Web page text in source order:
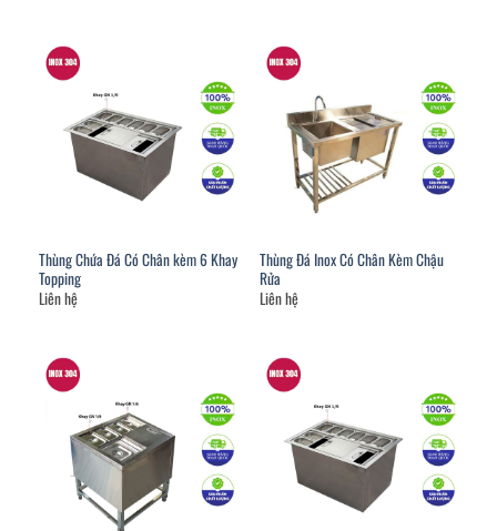
Thùng Chứa Đá Có Chân kèm 6 Khay
Topping
Liên hệ
Thùng Đá Inox Có Chân Kèm Chậu
Rửa
Liên hệ